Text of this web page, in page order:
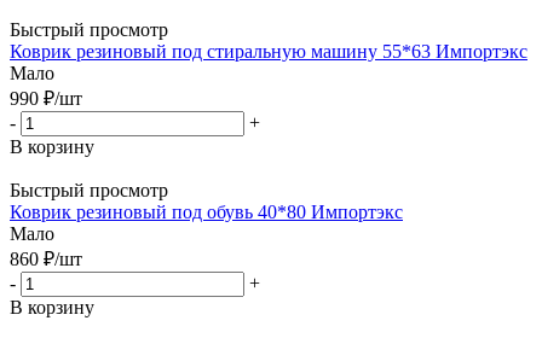
Быстрый просмотр
Коврик резиновый под стиральную машину 55*63 Импортэкс
Мало
990 ₽/шт
-
+
В корзину
Быстрый просмотр
Коврик резиновый под обувь 40*80 Импортэкс
Мало
860 ₽/шт
-
+
В корзину